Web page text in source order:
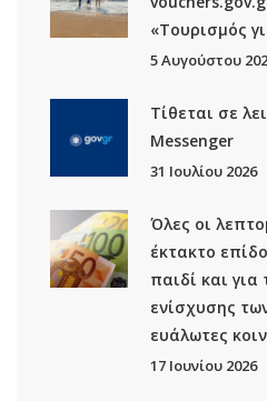
«Τουρισμός
5 Αυγούστου
Τίθεται σε
Μessenger
31 Ιουλίου 2026
Όλες οι
έκτακτο
παιδί και για
ενίσχυσης
ευάλωτες
17 Ιουνίου 2026